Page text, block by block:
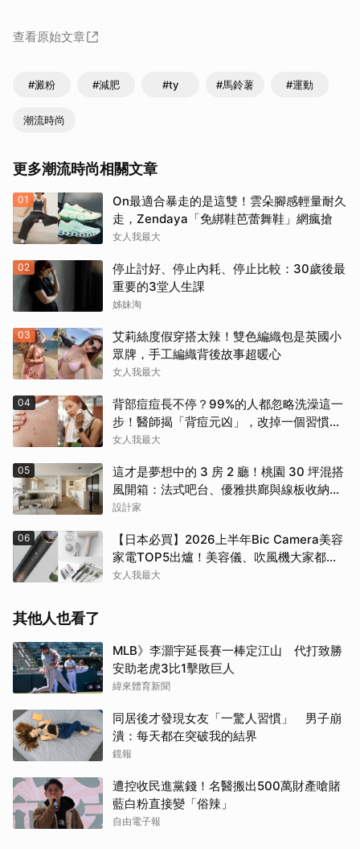
查看原始文章
#澱粉 #減肥 #ty #馬鈴薯 #運動
潮流時尚
更多潮流時尚相關文章
01
On最適合暴走的是這雙！雲朵腳感輕量耐久
走，Zendaya「免綁鞋芭蕾舞鞋」網瘋搶
女人我最大
02
停止討好、停止內耗、停止比較：30歲後最
重要的3堂人生課
姊妹淘
03
艾莉絲度假穿搭太辣！雙色編織包是英國小
眾牌，手工編織背後故事超暖心
女人我最大
04
背部痘痘長不停？99%的人都忽略洗澡這一
步！醫師揭「背痘元凶」，改掉一個習慣真
的差很多
女人我最大
05
這才是夢想中的 3 房 2 廳！桃園 30 坪混搭
風開箱：法式吧台、優雅拱廊與線板收納讓
人美到不想出門
設計家
06
【日本必買】2026上半年Bic Camera美容
家電TOP5出爐！美容儀、吹風機大家都搶
這幾款
女人我最大
其他人也看了
MLB》李灝宇延長賽一棒定江山 代打致勝
安助老虎3比1擊敗巨人
緯來體育新聞
同居後才發現女友「一驚人習慣」 男子崩
潰：每天都在突破我的結界
鏡報
遭控收民進黨錢！名醫搬出500萬財產嗆賭
藍白粉直接變「俗辣」
自由電子報